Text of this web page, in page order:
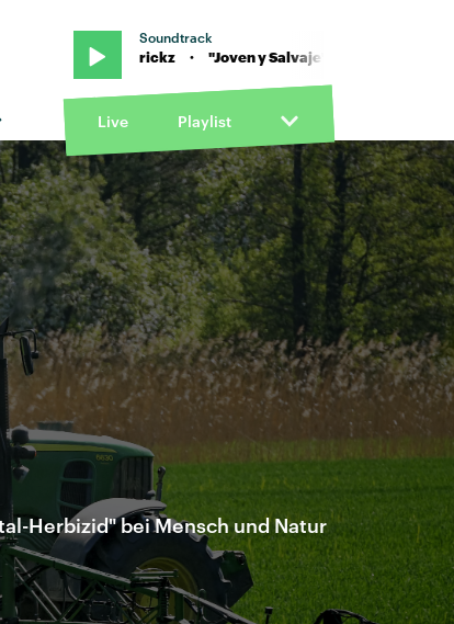
Soundtrack
BB Trickz · "Joven y Salvaje" von Benny Blanco & BB Trickz
Live Playlist
Herbizid" bei Mensch und Natur